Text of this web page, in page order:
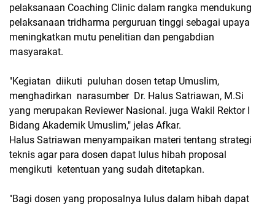
pelaksanaan Coaching Clinic dalam rangka mendukung
pelaksanaan tridharma perguruan tinggi sebagai upaya
meningkatkan mutu penelitian dan pengabdian
masyarakat.
"Kegiatan diikuti puluhan dosen tetap Umuslim,
menghadirkan narasumber Dr. Halus Satriawan, M.Si
yang merupakan Reviewer Nasional. juga Wakil Rektor I
Bidang Akademik Umuslim," jelas Afkar.
Halus Satriawan menyampaikan materi tentang strategi
teknis agar para dosen dapat lulus hibah proposal
mengikuti ketentuan yang sudah ditetapkan.
"Bagi dosen yang proposalnya lulus dalam hibah dapat